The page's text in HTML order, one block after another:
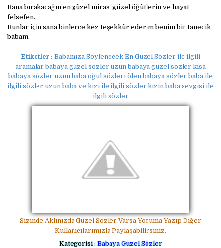
Bana bırakacağın en güzel miras, güzel öğütlerin ve hayat
felsefen…
Bunlar için sana binlerce kez teşekkür ederim benim bir tanecik
babam.
Etiketler : Babamıza Söylenecek En Güzel Sözler ile ilgili
aramalar babaya güzel sözler uzun babaya güzel sözler kısa
babaya sözler uzun baba oğul sözleri ölen babaya sözler baba ile
ilgili sözler uzun baba ve kızı ile ilgili sözler kızın baba sevgisi ile
ilgili sözler
Sizinde Aklınızda Güzel Sözler Varsa Yoruma Yazıp Diğer
Kullanıcılarımızla Paylaşabilirsiniz.
Kategorisi : Babaya Güzel Sözler